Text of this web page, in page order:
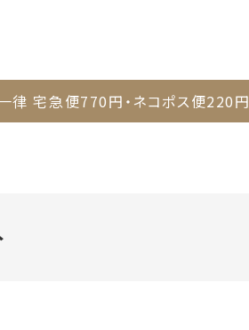
律 宅急便770円・ネコポス便220円